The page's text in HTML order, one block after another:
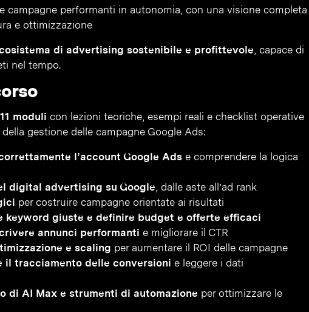
campagne performanti in autonomia, con una visione completa
e ottimizzazione
di advertising sostenibile e profittevole, capace di
nel tempo.
11 moduli con lezioni teoriche, esempi reali e checklist operative
gestione delle campagne Google Ads:
l’account Google Ads e comprendere la logica
digital advertising su Google, dalle aste all’ad rank
per costruire campagne orientate ai risultati
keyword giuste e definire budget e offerte efficaci
annunci performanti e migliorare il CTR
e scaling per aumentare il ROI delle campagne
il tracciamento delle conversioni e leggere i dati
di AI Max e strumenti di automazione per ottimizzare le